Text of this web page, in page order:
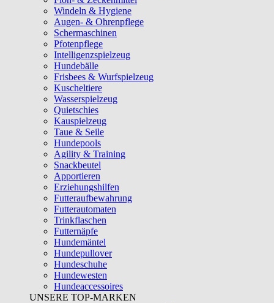
Windeln & Hygiene
Augen- & Ohrenpflege
Schermaschinen
Pfotenpflege
Intelligenzspielzeug
Hundebälle
Frisbees & Wurfspielzeug
Kuscheltiere
Wasserspielzeug
Quietschies
Kauspielzeug
Taue & Seile
Hundepools
Agility & Training
Snackbeutel
Apportieren
Erziehungshilfen
Futteraufbewahrung
Futterautomaten
Trinkflaschen
Futternäpfe
Hundemäntel
Hundepullover
Hundeschuhe
Hundewesten
Hundeaccessoires
UNSERE TOP-MARKEN